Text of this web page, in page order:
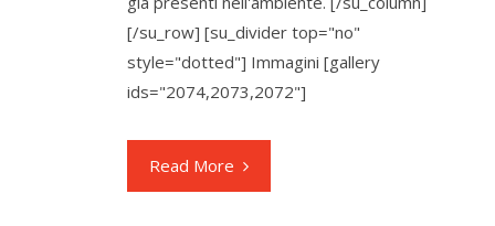
[/su_row] [su_divider top="no"
style="dotted"] Immagini [gallery
ids="2074,2073,2072"]
Read More